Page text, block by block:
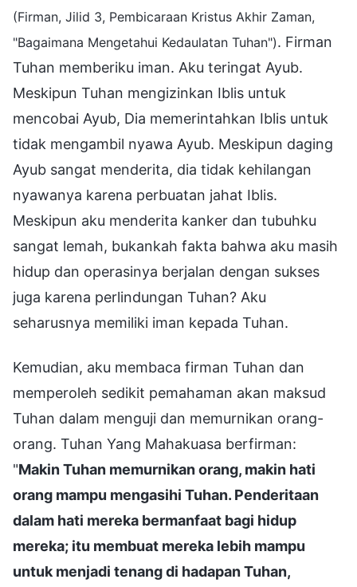
(Firman, Jilid 3, Pembicaraan Kristus Akhir Zaman,
"Bagaimana Mengetahui Kedaulatan Tuhan"). Firman
Tuhan memberiku iman. Aku teringat Ayub.
Meskipun Tuhan mengizinkan Iblis untuk
mencobai Ayub, Dia memerintahkan Iblis untuk
tidak mengambil nyawa Ayub. Meskipun daging
Ayub sangat menderita, dia tidak kehilangan
nyawanya karena perbuatan jahat Iblis.
Meskipun aku menderita kanker dan tubuhku
sangat lemah, bukankah fakta bahwa aku masih
hidup dan operasinya berjalan dengan sukses
juga karena perlindungan Tuhan? Aku
seharusnya memiliki iman kepada Tuhan.
Kemudian, aku membaca firman Tuhan dan
memperoleh sedikit pemahaman akan maksud
Tuhan dalam menguji dan memurnikan orang-
orang. Tuhan Yang Mahakuasa berfirman:
"Makin Tuhan memurnikan orang, makin hati
orang mampu mengasihi Tuhan. Penderitaan
dalam hati mereka bermanfaat bagi hidup
mereka; itu membuat mereka lebih mampu
untuk menjadi tenang di hadapan Tuhan,